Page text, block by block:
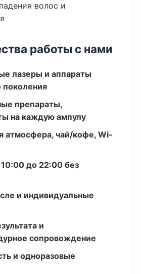
волос и
работы с нами
лазеры и аппараты
поколения
препараты,
на каждую ампулу
атмосфера, чай/кофе, Wi-
до 22:00 без
и индивидуальные
и
сопровождение
и одноразовые